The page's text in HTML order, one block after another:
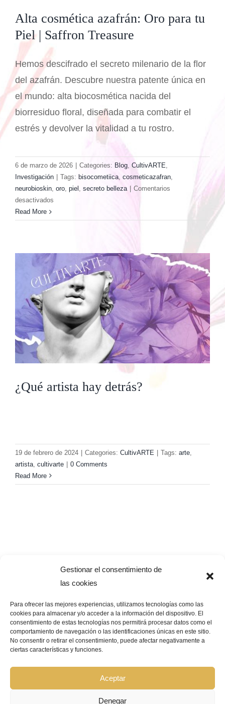
Gestionar el consentimiento de
las cookies
Para ofrecer las mejores experiencias, utilizamos tecnologías como las
cookies para almacenar y/o acceder a la información del dispositivo. El
consentimiento de estas tecnologías nos permitirá procesar datos como el
comportamiento de navegación o las identificaciones únicas en este sitio.
No consentir o retirar el consentimiento, puede afectar negativamente a
ciertas características y funciones.
Aceptar
Denegar
Alta cosmética azafrán: Oro para tu
Piel | Saffron Treasure
Hemos descifrado el secreto milenario de la flor
del azafrán. Descubre nuestra patente única en
el mundo: alta biocosmética nacida del
biorresiduo floral, diseñada para combatir el
estrés y devolver la vitalidad a tu rostro.
6 de marzo de 2026 Categories: Blog, CultivARTE,
Investigación
Tags: bisocometiica, cosmeticazafran,
neurobioskin, oro, piel , secreto belleza
Comentarios
desactivadosen
cosmética
para
tu
Piel
Saffron
Treasure
Read More
¿Qué artista hay detrás?
19 de febrero de 2024 | Categories: CultivARTE | Tags: arte,
artista, cultivarte | 0 Comments
Read More
Pago Seguro –¿Que significa?
© Copyright 2026 | GRUPO BIOCOSMÉTICA LA FLOR DEL AZAFRÁN |